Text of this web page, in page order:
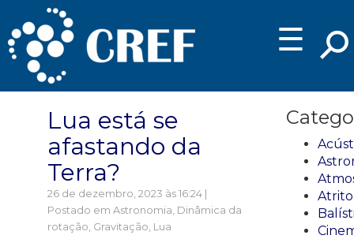
☰
Lua está se
afastando da
Terra?
26 de dezembro, 2023 às 16:24 |
Postado em Astronomia, Dinâmica da
rotação, Gravitação, Lua
Atrito